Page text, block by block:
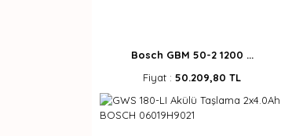
Bosch GBM 50-2 1200 ...
Fiyat : 50.209,80 TL